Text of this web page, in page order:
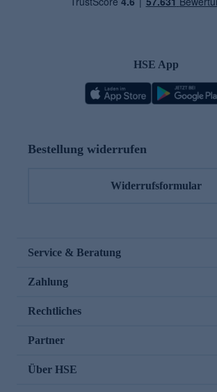
HSE App
Bestellung widerrufen
Widerrufsformular
Service & Beratung
Zahlung
Rechtliches
Partner
Über HSE